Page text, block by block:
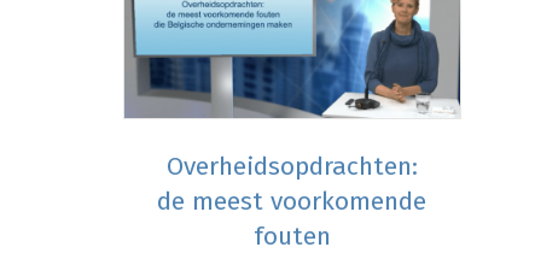
Overheidsopdrachten:
de meest voorkomende
fouten